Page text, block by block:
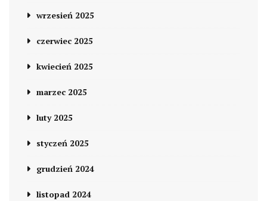
wrzesień 2025
czerwiec 2025
kwiecień 2025
marzec 2025
luty 2025
styczeń 2025
grudzień 2024
listopad 2024